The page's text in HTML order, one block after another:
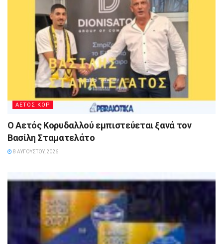
ΑΕΤΟΣ ΚΟΡ
Ο Αετός Κορυδαλλού εμπιστεύεται ξανά τον
Βασίλη Σταματελάτο
8 ΑΥΓΟΎΣΤΟΥ, 2026